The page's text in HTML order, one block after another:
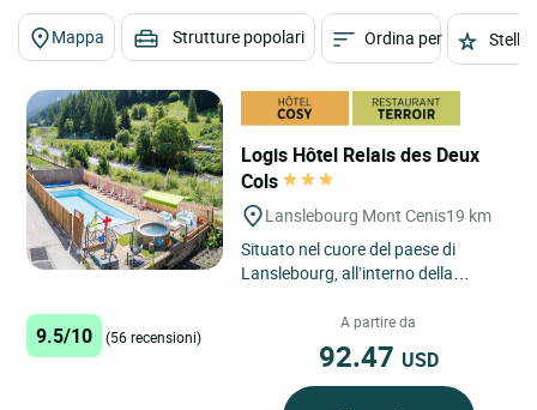
Mappa Strutture popolari Ordina per Stelle
Logis Hôtel Relais des Deux
Cols
Lanslebourg Mont Cenis19 km
Situato nel cuore del paese di
Lanslebourg, all’interno della
nell’Alta Maurienne Vanoise,...
9.5/10 (56 recensioni)
A partire da
92.47 USD